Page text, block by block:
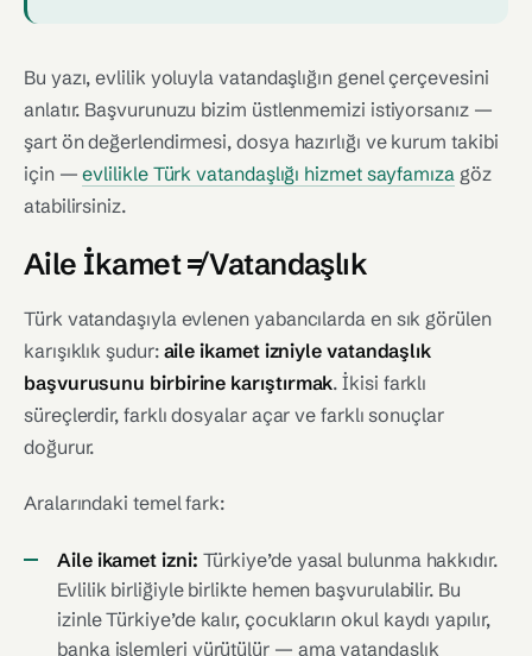
Bu yazı, evlilik yoluyla vatandaşlığın genel çerçevesini
anlatır. Başvurunuzu bizim üstlenmemizi istiyorsanız —
şart ön değerlendirmesi, dosya hazırlığı ve kurum takibi
için —evlilikle Türk vatandaşlığı hizmet sayfamızagöz
atabilirsiniz.
Aile İkamet ≠ Vatandaşlık
Türk vatandaşıyla evlenen yabancılarda en sık görülen
karışıklık şudur: aile ikamet izniyle vatandaşlık
başvurusunu birbirine karıştırmak. İkisi farklı
süreçlerdir, farklı dosyalar açar ve farklı sonuçlar
doğurur.
Aralarındaki temel fark:
Aile ikamet izni: Türkiye’de yasal bulunma hakkıdır.
Evlilik birliğiyle birlikte hemen başvurulabilir. Bu
izinle Türkiye’de kalır, çocukların okul kaydı yapılır,
banka işlemleri yürütülür — ama vatandaşlık